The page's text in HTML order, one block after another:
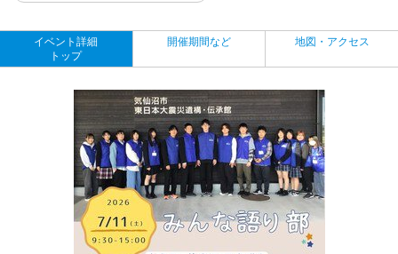
イベント詳細
トップ
開催期間など 地図・アクセス